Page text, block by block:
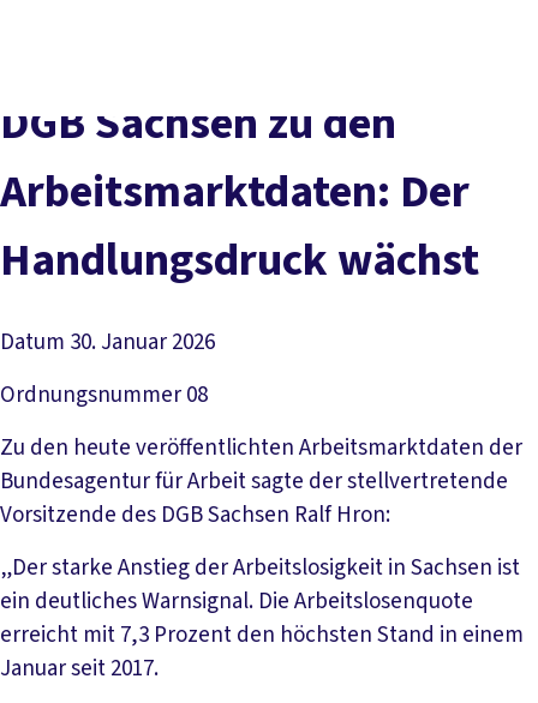
Service
DGB Sachsen zu den
Arbeitsmarktdaten: Der
Handlungsdruck wächst
Datum 30. Januar 2026
Ordnungsnummer08
Zu den heute veröffentlichten Arbeitsmarktdaten der
Bundesagentur für Arbeit sagte der stellvertretende
Vorsitzende des DGB Sachsen Ralf Hron:
„Der starke Anstieg der Arbeitslosigkeit in Sachsen ist
ein deutliches Warnsignal. Die Arbeitslosenquote
erreicht mit 7,3 Prozent den höchsten Stand in einem
Januar seit 2017.